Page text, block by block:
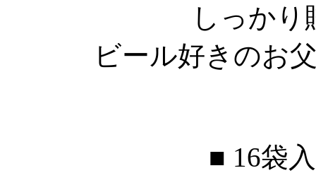
しっかり
ビール好きのお
■ 16袋